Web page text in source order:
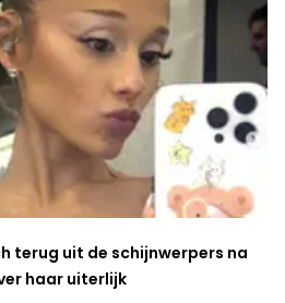
terug uit de schijnwerpers na
haar uiterlijk